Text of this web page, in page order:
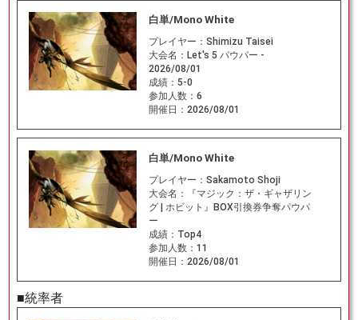
白単/Mono White
プレイヤー： Shimizu Taisei
大会名： Let's 5 パウパー -
2026/08/01
成績： 5-0
参加人数： 6
開催日： 2026/08/01
白単/Mono White
プレイヤー： Sakamoto Shoji
大会名：
『マジック：ザ・ギャザリン
グ | ホビット』BOX引換券争奪パウパ
ー
成績： Top4
参加人数： 11
開催日： 2026/08/01
■統率者